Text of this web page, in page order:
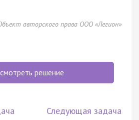
авторского права ООО «Легион»
решение
Следующая задача